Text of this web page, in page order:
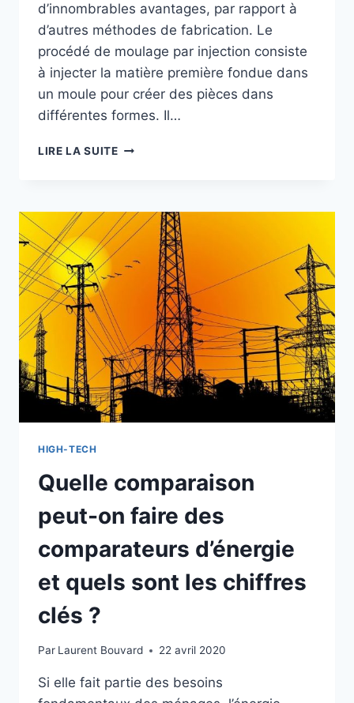
d’innombrables avantages, par rapport à
d’autres méthodes de fabrication. Le
procédé de moulage par injection consiste
à injecter la matière première fondue dans
un moule pour créer des pièces dans
différentes formes. Il…
LIRE LA SUITEQUELS
INDUSTRIELS
DU
MOULAGE
PAR
INJECTION
HIGH-TECH
Quelle comparaison
peut-on faire des
comparateurs d’énergie
et quels sont les chiffres
clés ?
Par Laurent Bouvard 22 avril 2020
Si elle fait partie des besoins